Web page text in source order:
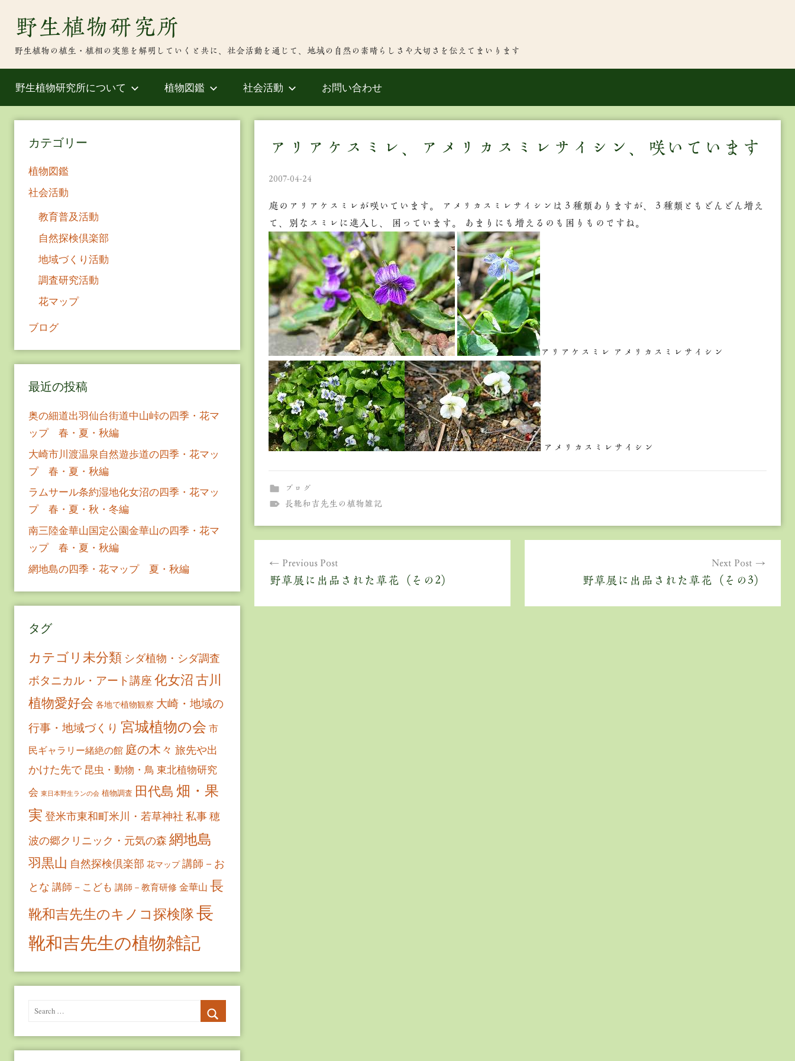
野生植物研究所
野生植物の植生・植相の実態を解明していくと共に、社会活動を通じて、地域の自然の素晴らしさや大切さを伝えてまいります
野生植物研究所について 植物図鑑 社会活動 お問い合わせ
アリアケスミレ、アメリカスミレサイシン、咲いています
2007-04-24
庭のアリアケスミレが咲いています。 アメリカスミレサイシンは３種類ありますが、３種類ともどんどん増え
て、別なスミレに進入し、 困っています。 あまりにも増えるのも困りものですね。
アリアケスミレ アメリカスミレサイシン
アメリカスミレサイシン
ブログ
長靴和吉先生の植物雑記
Previous Post
野草展に出品された草花（その2）
Next Post
野草展に出品された草花（その3）
カテゴリー
植物図鑑
社会活動
教育普及活動
自然探検倶楽部
地域づくり活動
調査研究活動
花マップ
ブログ
最近の投稿
奥の細道出羽仙台街道中山峠の四季・花マ
ップ 春・夏・秋編
大崎市川渡温泉自然遊歩道の四季・花マッ
プ 春・夏・秋編
ラムサール条約湿地化女沼の四季・花マッ
プ 春・夏・秋・冬編
南三陸金華山国定公園金華山の四季・花マ
ップ 春・夏・秋編
網地島の四季・花マップ 夏・秋編
タグ
カテゴリ未分類 シダ植物・シダ調査
ボタニカル・アート講座 化女沼古川
植物愛好会 各地で植物観察 大崎・地域の
行事・地域づくり 宮城植物の会 市
民ギャラリー緒絶の館 庭の木々 旅先や出
かけた先で 昆虫・動物・鳥 東北植物研究
会 東日本野生ランの会 植物調査 田代島 畑・果
実 登米市東和町米川・若草神社 私事穂
波の郷クリニック・元気の森 網地島
羽黒山 自然探検倶楽部 花マップ 講師－お
とな 講師－こども 講師－教育研修 金華山 長
靴和吉先生のキノコ探検隊長
靴和吉先生の植物雑記
Search